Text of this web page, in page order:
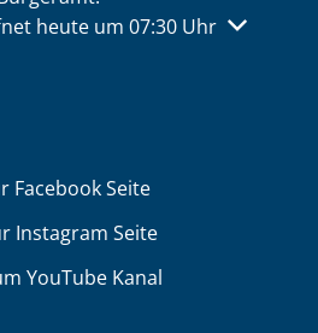
Öffnungs- oder Schließzeiten
heute um 07:30 Uhr
Facebook Seite
Instagram Seite
YouTube Kanal